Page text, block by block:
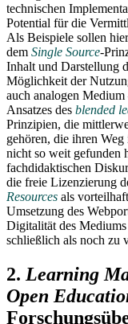
technischen
Potential für die
Als Beispiele sollen
dem Single Source-
Inhalt und Darstellung
Möglichkeit der
auch analogen
Ansatzes des blended
Prinzipien, die
gehören, die ihren
nicht so weit gefunden
fachdidaktischen
die freie Lizenzierung
Resources als
Umsetzung des
Digitalität des
schließlich als noch zu
2. Learning
Open